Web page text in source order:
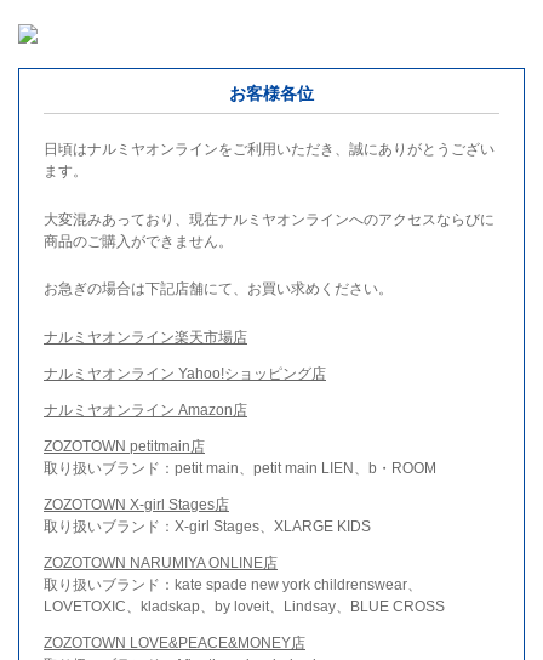
お客様各位
日頃はナルミヤオンラインをご利用いただき、誠にありがとうござい
ます。
大変混みあっており、現在ナルミヤオンラインへのアクセスならびに
商品のご購入ができません。
お急ぎの場合は下記店舗にて、お買い求めください。
ナルミヤオンライン楽天市場店
ナルミヤオンライン Yahoo!ショッピング店
ナルミヤオンライン Amazon店
ZOZOTOWN petitmain店
取り扱いブランド：petit main、petit main LIEN、b・ROOM
ZOZOTOWN X-girl Stages店
取り扱いブランド：X-girl Stages、XLARGE KIDS
ZOZOTOWN NARUMIYA ONLINE店
取り扱いブランド：kate spade new york childrenswear、
LOVETOXIC、kladskap、by loveit、Lindsay、BLUE CROSS
ZOZOTOWN LOVE&PEACE&MONEY店